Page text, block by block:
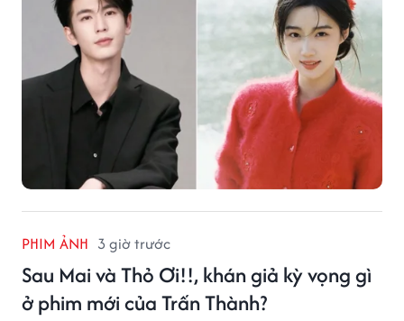
PHIM ẢNH 3 giờ trước
Sau Mai và Thỏ Ơi!!, khán giả kỳ vọng gì
ở phim mới của Trấn Thành?